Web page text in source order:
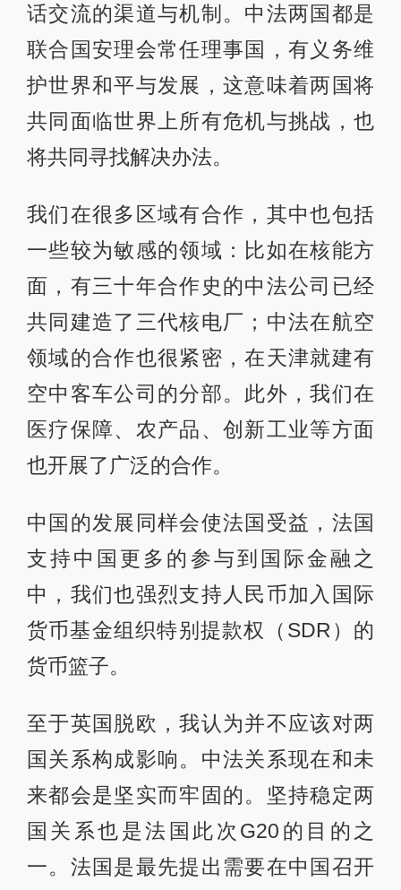
话交流的渠道与机制。中法两国都是
联合国安理会常任理事国，有义务维
护世界和平与发展，这意味着两国将
共同面临世界上所有危机与挑战，也
将共同寻找解决办法。
我们在很多区域有合作，其中也包括
一些较为敏感的领域：比如在核能方
面，有三十年合作史的中法公司已经
共同建造了三代核电厂；中法在航空
领域的合作也很紧密，在天津就建有
空中客车公司的分部。此外，我们在
医疗保障、农产品、创新工业等方面
也开展了广泛的合作。
中国的发展同样会使法国受益，法国
支持中国更多的参与到国际金融之
中，我们也强烈支持人民币加入国际
货币基金组织特别提款权（SDR）的
货币篮子。
至于英国脱欧，我认为并不应该对两
国关系构成影响。中法关系现在和未
来都会是坚实而牢固的。坚持稳定两
国关系也是法国此次G20的目的之
一。法国是最先提出需要在中国召开